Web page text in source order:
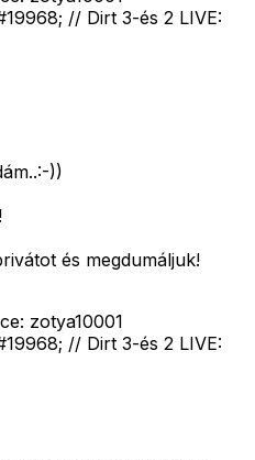
// Dirt 3-és 2 LIVE:
))
és megdumáljuk!
zotya10001
// Dirt 3-és 2 LIVE: